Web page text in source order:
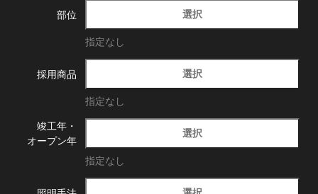
部位 選択
指定なし
採用商品 選択
指定なし
竣工年・
オープン年
選択
指定なし